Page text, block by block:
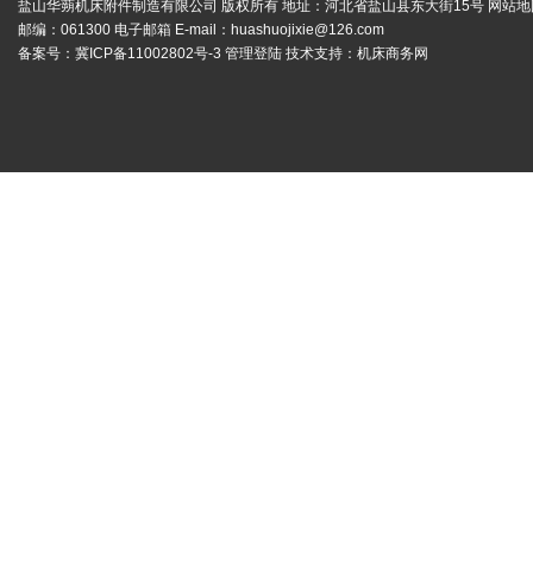
盐山华蒴机床附件制造有限公司 版权所有 地址：河北省盐山县东大街15号 网站
邮编：061300 电子邮箱 E-mail： huashuojixie@126.com
备案号： 冀ICP备11002802号-3 管理登陆 技术支持： 机床商务网